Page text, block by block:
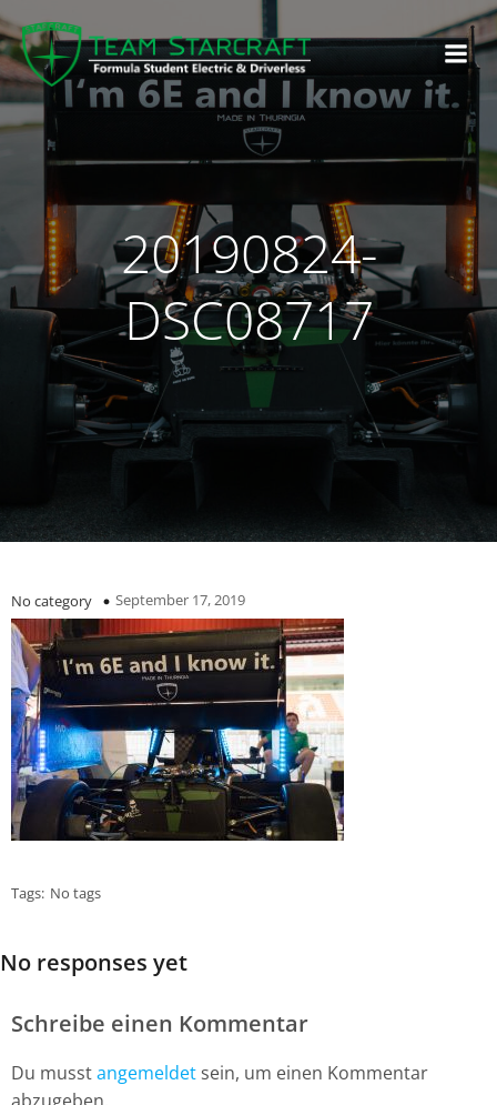
20190824-
DSC08717
No category September 17, 2019
Tags: No tags
No responses yet
Schreibe einen Kommentar
Du musstangemeldet sein, um einen Kommentar